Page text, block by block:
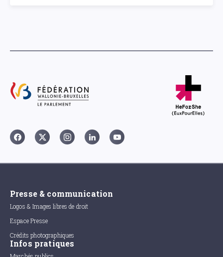
Presse & communication
Logos & Images libres de droit
Espace Presse
Crédits photographiques
Infos pratiques